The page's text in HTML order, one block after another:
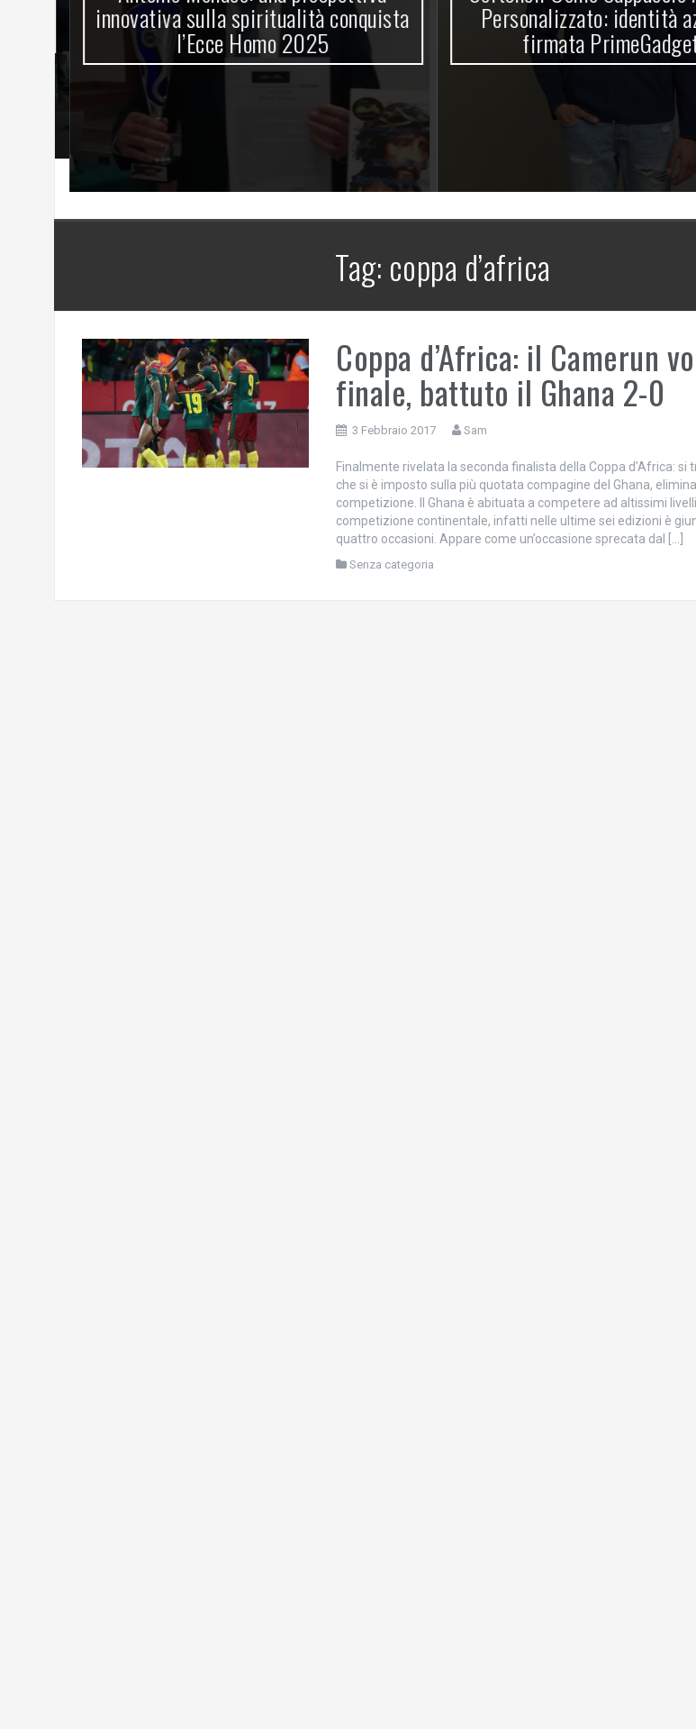
innovativa sulla spiritualità conquista
l’Ecce Homo 2025
Personalizzato: identità
firmata
Tag: coppa d’africa
Coppa d’Africa: il Camerun
finale, battuto il Ghana 2-0
3 Febbraio 2017 Sam
Finalmente rivelata la seconda finalista della Coppa d’Africa: si
che si è imposto sulla più quotata compagine del Ghana,
competizione. Il Ghana è abituata a competere ad altissimi
competizione continentale, infatti nelle ultime sei edizioni è
quattro occasioni. Appare come un’occasione sprecata dal […]
Senza categoria